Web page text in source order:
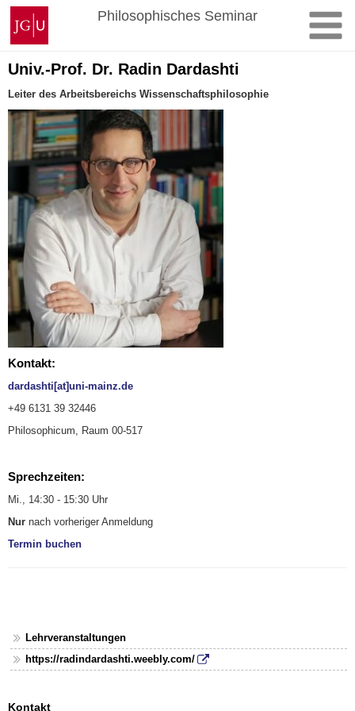
Zum
Inhalt
springen
Johannes
Gutenberg-
Universität
Mainz
Philosophisches Seminar
Univ.-Prof. Dr. Radin Dardashti
Leiter des Arbeitsbereichs Wissenschaftsphilosophie
Kontakt:
dardashti[at]uni-mainz.de
+49 6131 39 32446
Philosophicum, Raum 00-517
Sprechzeiten:
Mi., 14:30 - 15:30 Uhr
Nur nach vorheriger Anmeldung
Termin buchen
Lehrveranstaltungen
https://radindardashti.weebly.com/
Kontakt